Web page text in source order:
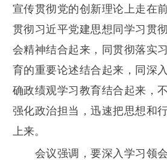
宣传贯彻党的创新理论上走在
贯彻习近平党建思想同学习贯
会精神结合起来，同贯彻落实
育的重要论述结合起来，同深
确政绩观学习教育结合起来，
强化政治担当，迅速把思想和
上来。
会议强调，要深入学习领会